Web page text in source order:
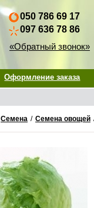
050 786 69 17
097 636 78 86
«Обратный звонок»
Оформление заказа
Семена / Семена овощей